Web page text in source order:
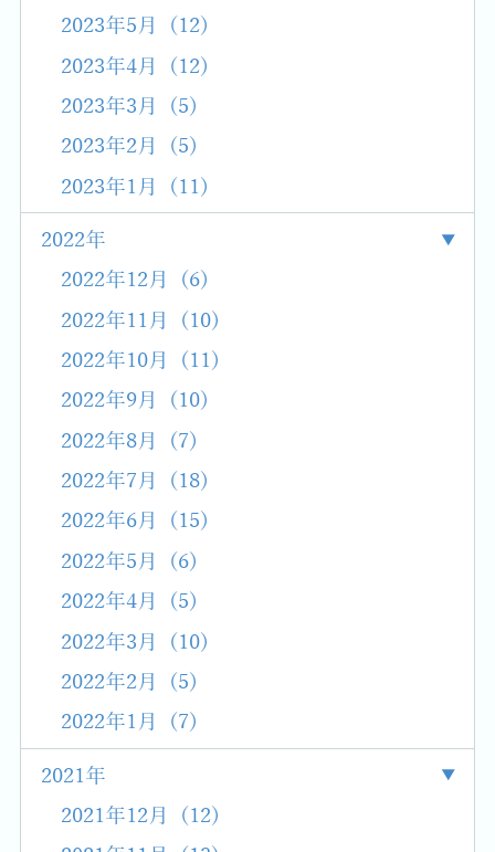
2023年5月 (12)
2023年4月 (12)
2023年3月 (5)
2023年2月 (5)
2023年1月 (11)
2022年
2022年12月 (6)
2022年11月 (10)
2022年10月 (11)
2022年9月 (10)
2022年8月 (7)
2022年7月 (18)
2022年6月 (15)
2022年5月 (6)
2022年4月 (5)
2022年3月 (10)
2022年2月 (5)
2022年1月 (7)
2021年
2021年12月 (12)